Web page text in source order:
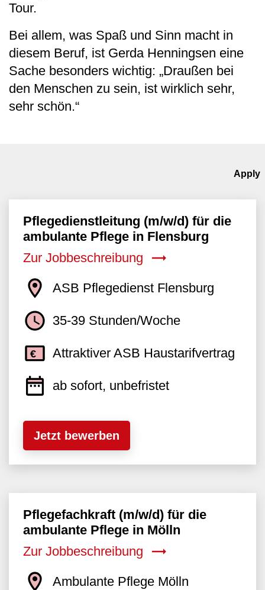
Tour.
Bei allem, was Spaß und Sinn macht in
diesem Beruf, ist Gerda Henningsen eine
Sache besonders wichtig: „Draußen bei
den Menschen zu sein, ist wirklich sehr,
sehr schön.“
Pflegedienstleitung (m/w/d) für die
ambulante Pflege in Flensburg
Zur Jobbeschreibung
ASB Pflegedienst Flensburg
35-39 Stunden/Woche
Attraktiver ASB Haustarifvertrag
ab sofort, unbefristet
Jetzt bewerben
Pflegefachkraft (m/w/d) für die
ambulante Pflege in Mölln
Zur Jobbeschreibung
Ambulante Pflege Mölln